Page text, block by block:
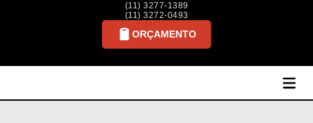
(11) 3277-1389
(11) 3272-0493
ORÇAMENTO